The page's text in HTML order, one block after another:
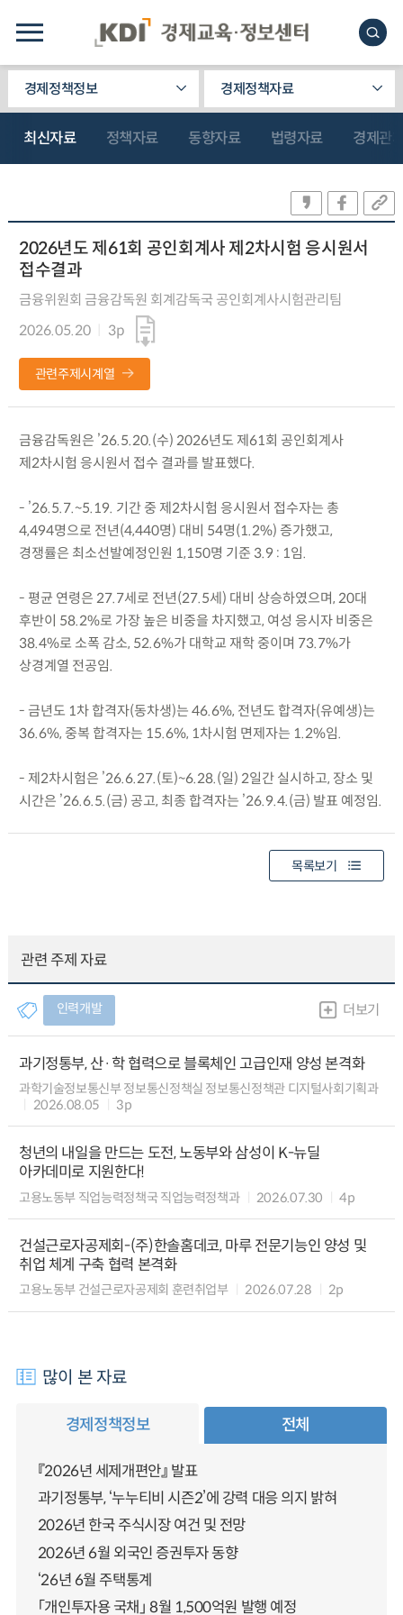
경제정책정보 경제정책자료
최신자료 정책자료 동향자료 법령자료 경제관
2026년도 제61회 공인회계사 제2차시험 응시원서
접수결과
금융위원회 금융감독원 회계감독국 공인회계사시험관리팀
2026.05.20
3p
관련주제시계열
금융감독원은 ’26.5.20.(수) 2026년도 제61회 공인회계사
제2차시험 응시원서 접수 결과를 발표했다.
- ’26.5.7.~5.19. 기간 중 제2차시험 응시원서 접수자는 총
4,494명으로 전년(4,440명) 대비 54명(1.2%) 증가했고,
경쟁률은 최소선발예정인원 1,150명 기준 3.9 : 1임.
- 평균 연령은 27.7세로 전년(27.5세) 대비 상승하였으며, 20대
후반이 58.2%로 가장 높은 비중을 차지했고, 여성 응시자 비중은
38.4%로 소폭 감소, 52.6%가 대학교 재학 중이며 73.7%가
상경계열 전공임.
- 금년도 1차 합격자(동차생)는 46.6%, 전년도 합격자(유예생)는
36.6%, 중복 합격자는 15.6%, 1차시험 면제자는 1.2%임.
- 제2차시험은 ’26.6.27.(토)~6.28.(일) 2일간 실시하고, 장소 및
시간은 ’26.6.5.(금) 공고, 최종 합격자는 ’26.9.4.(금) 발표 예정임.
목록보기
관련 주제 자료
인력개발 더보기
과기정통부, 산·학 협력으로 블록체인 고급인재 양성 본격화
과학기술정보통신부 정보통신정책실 정보통신정책관 디지털사회기획과
2026.08.05
3p
청년의 내일을 만드는 도전, 노동부와 삼성이 K-뉴딜
아카데미로 지원한다!
고용노동부 직업능력정책국 직업능력정책과 2026.07.30 4p
건설근로자공제회-(주)한솔홈데코, 마루 전문기능인 양성 및
취업 체계 구축 협력 본격화
고용노동부 건설근로자공제회 훈련취업부 2026.07.28 2p
많이 본 자료
경제정책정보 전체
『2026년 세제개편안』 발표
과기정통부, ‘누누티비 시즌2’에 강력 대응 의지 밝혀
2026년 한국 주식시장 여건 및 전망
2026년 6월 외국인 증권투자 동향
‘26년 6월 주택통계
「개인투자용 국채」 8월 1,500억원 발행 예정